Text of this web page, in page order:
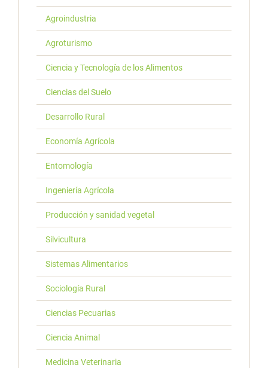
Agroindustria
Agroturismo
Ciencia y Tecnología de los Alimentos
Ciencias del Suelo
Desarrollo Rural
Economía Agrícola
Entomología
Ingeniería Agrícola
Producción y sanidad vegetal
Silvicultura
Sistemas Alimentarios
Sociología Rural
Ciencias Pecuarias
Ciencia Animal
Medicina Veterinaria